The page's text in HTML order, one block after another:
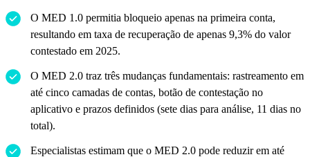
O MED 1.0 permitia bloqueio apenas na primeira conta,
resultando em taxa de recuperação de apenas 9,3% do valor
contestado em 2025.
O MED 2.0 traz três mudanças fundamentais: rastreamento em
até cinco camadas de contas, botão de contestação no
aplicativo e prazos definidos (sete dias para análise, 11 dias no
total).
Especialistas estimam que o MED 2.0 pode reduzir em até